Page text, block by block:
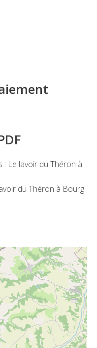
: Le lavoir du Théron à
du Théron à Bourg